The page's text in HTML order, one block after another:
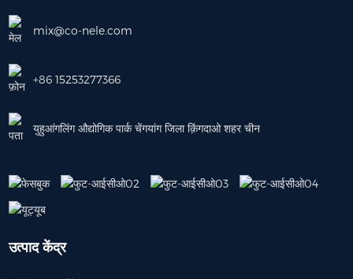
mix@co-nele.com
+86 15253277366
युहुआंगलिंग औद्योगिक पार्क चेंगयांग जिला क़िंगदाओ शहर चीन
उत्पाद केंद्र